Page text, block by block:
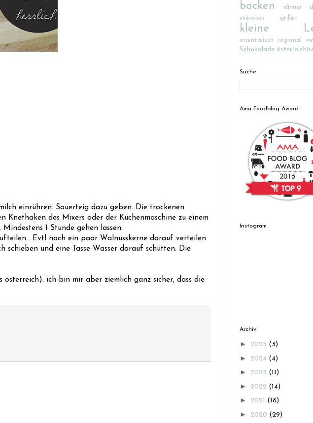
einrühren. Sauerteig dazu geben. Die trockenen
Knethaken des Mixers oder der Küchenmaschine zu einem
1 Stunde gehen lassen.
. Evtl noch ein paar Walnusskerne darauf verteilen
und eine Tasse Wasser darauf schütten. Die
österreich). ich bin mir aber ziemlich ganz sicher, dass die
backen dinner
einkochen grillen
kleine
orientalisch regional
Schokolade
Suche
Ama Foodblog Award
Instagram
Archiv
► 2025 (3)
► 2024 (4)
► 2023 (11)
► 2022 (14)
► 2021 (18)
► 2020 (29)